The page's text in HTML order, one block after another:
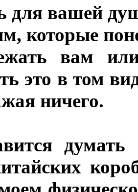
для вашей
которые
вам
это в том
ничего.
думать